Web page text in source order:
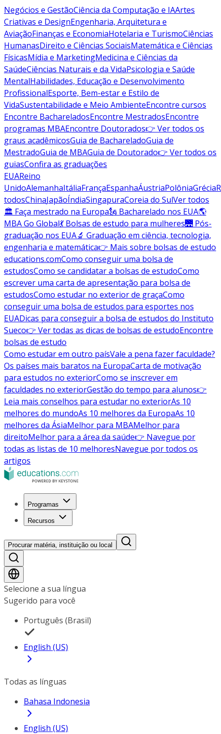
Negócios e GestãoCiência da Computação e IAArtes
Criativas e DesignEngenharia, Arquitetura e
AviaçãoFinanças e EconomiaHotelaria e TurismoCiências
HumanasDireito e Ciências SociaisMatemática e Ciências
FísicasMídia e MarketingMedicina e Ciências da
SaúdeCiências Naturais e da VidaPsicologia e Saúde
MentalHabilidades, Educação e Desenvolvimento
ProfissionalEsporte, Bem-estar e Estilo de
VidaSustentabilidade e Meio AmbienteEncontre cursos
Encontre BachareladosEncontre MestradosEncontre
programas MBAEncontre Doutorados👉 Ver todos os
graus acadêmicosGuia de BachareladoGuia de
MestradoGuia de MBAGuia de Doutorado👉 Ver todos os
guiasConfira as graduações
EUAReino
UnidoAlemanhaItáliaFrançaEspanhaÁustriaPolôniaGrécia
todosChinaJapãoÍndiaSingapuraCoreia do SulVer todos
🏛 Faça mestrado na Europa🗽 Bacharelado nos EUA🌎
MBA Go Global💃 Bolsas de estudo para mulheres🌉 Pós-
graduação nos EUA🔬 Graduação em ciência, tecnologia,
engenharia e matemática👉 Mais sobre bolsas de estudo
educations.comComo conseguir uma bolsa de
estudosComo se candidatar a bolsas de estudoComo
escrever uma carta de apresentação para bolsa de
estudosComo estudar no exterior de graçaComo
conseguir uma bolsa de estudos para esportes nos
EUADicas para conseguir a bolsa de estudos do Instituto
Sueco👉 Ver todas as dicas de bolsas de estudoEncontre
bolsas de estudo
Como estudar em outro paísVale a pena fazer faculdade?
Os países mais baratos na EuropaCarta de motivação
para estudos no exteriorComo se inscrever em
faculdades no exteriorGestão do tempo para alunos👉
Leia mais conselhos para estudar no exteriorAs 10
melhores do mundoAs 10 melhores da EuropaAs 10
melhores da ÁsiaMelhor para MBAMelhor para
direitoMelhor para a área da saúde👉 Navegue por
todas as listas de 10 melhoresNavegue por todos os
artigos
Programas
Recursos
Procurar matéria, instituição ou local
Selecione a sua língua
Sugerido para você
Português (Brasil)
English (US)
Todas as línguas
Bahasa Indonesia
English (US)